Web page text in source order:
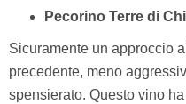
Pecorino Terre di
Sicuramente un approccio
precedente, meno
spensierato. Questo vino